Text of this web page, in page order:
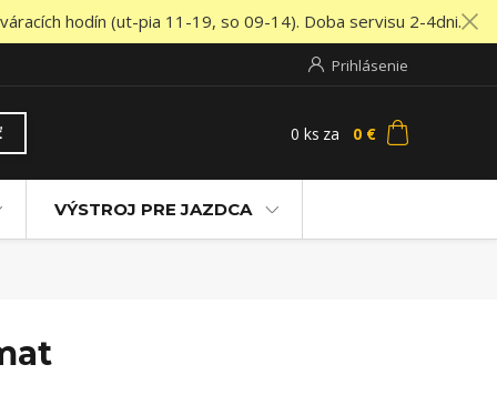
hodín (ut-pia 11-19, so 09-14). Doba servisu 2-4dni.
Prihlásenie
0 ks za 0 €
VÝSTROJ PRE JAZDCA